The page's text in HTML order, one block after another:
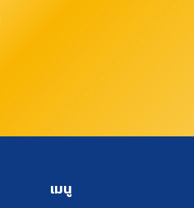
เมนู